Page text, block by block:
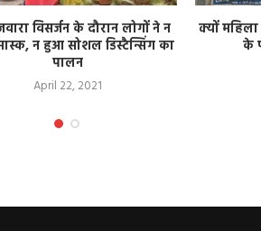
विसर्जन के दौरान लोगों ने न
न हुआ सोशल डिस्टैन्सिंग का
पालन
April 22, 2021
क्यों
के